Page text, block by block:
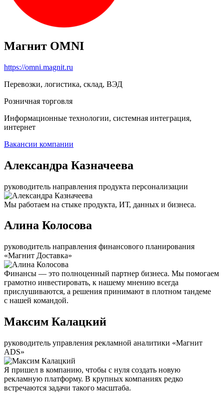
Магнит OMNI
https://omni.magnit.ru
Перевозки, логистика, склад, ВЭД
Розничная торговля
Информационные технологии, системная интеграция,
интернет
Вакансии компании
Александра Казначеева
руководитель направления продукта персонализации
Мы работаем на стыке продукта, ИТ, данных и бизнеса.
Алина Колосова
руководитель направления финансового планирования
«Магнит Доставка»
Финансы — это полноценный партнер бизнеса. Мы помогаем
грамотно инвестировать, к нашему мнению всегда
прислушиваются, а решения принимают в плотном тандеме
с нашей командой.
Максим Калацкий
руководитель управления рекламной аналитики «Магнит
ADS»
Я пришел в компанию, чтобы с нуля создать новую
рекламную платформу. В крупных компаниях редко
встречаются задачи такого масштаба.